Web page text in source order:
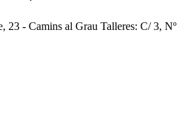
23 - Camins al Grau Talleres: C/ 3, Nº